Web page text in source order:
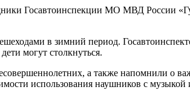
Госавтоинспекции МО МВД России
в зимний период.
могут столкнуться.
а также напомнили о
использования наушников с музыкой